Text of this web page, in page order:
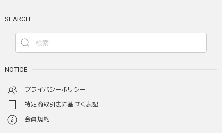
SEARCH
NOTICE
プライバシーポリシー
特定商取引法に基づく表記
会員規約